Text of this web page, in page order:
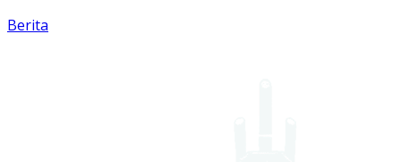
Berita